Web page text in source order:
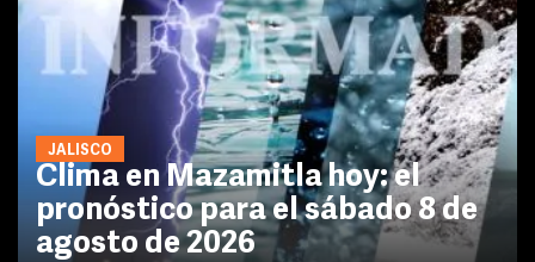
JALISCO
Clima en Mazamitla hoy: el
pronóstico para el sábado 8 de
agosto de 2026